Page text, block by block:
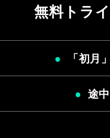
無料トラ
「初月
途